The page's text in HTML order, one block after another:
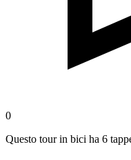
0
Questo tour in bici ha 6